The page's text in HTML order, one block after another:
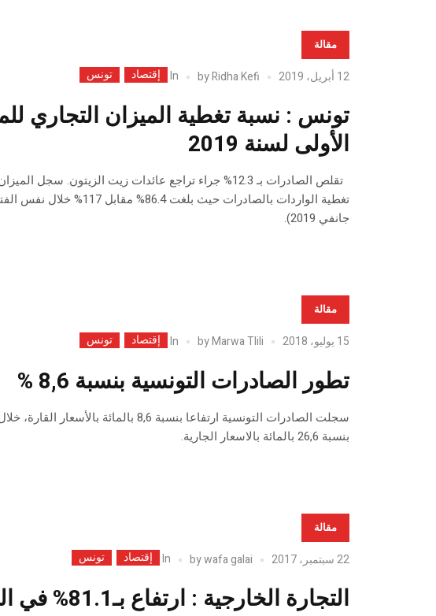
مقالة
12 أبريل، 2019 byRidha Kefi
In إقتصاد تونس
الأولى لسنة 2019
جانفي 2019).
مقالة
15 يوليو، 2018 byMarwa Tlili
In إقتصاد تونس
تطور الصادرات التونسية بنسبة 8,6 %
بنسبة 26,6 بالمائة بالاسعار الجارية.
مقالة
22 سبتمبر، 2017 bywafa galai
In إقتصاد تونس
التجارة الخارجية : ارتفاع بـ81.1% في الصادرات و 19.3 % في الواردات